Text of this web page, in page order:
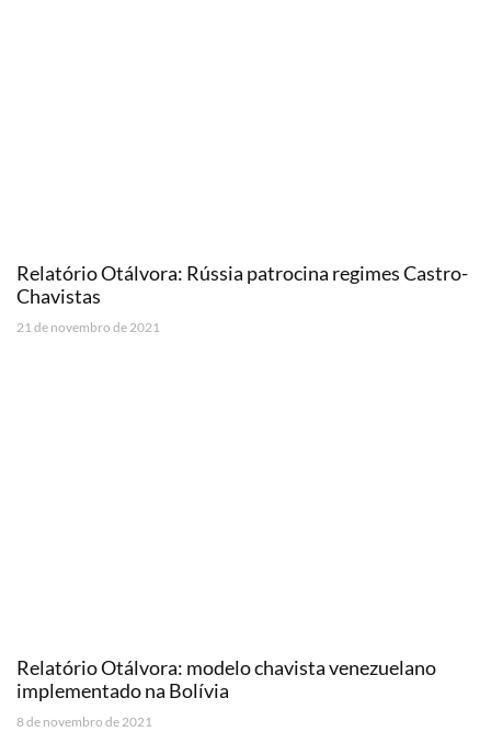
Relatório Otálvora: Rússia patrocina regimes Castro-
Chavistas
21 de novembro de 2021
Relatório Otálvora: modelo chavista venezuelano
implementado na Bolívia
8 de novembro de 2021